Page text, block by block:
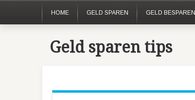
HOME GELD SPAREN GELD BESPAREN
Geld sparen tips